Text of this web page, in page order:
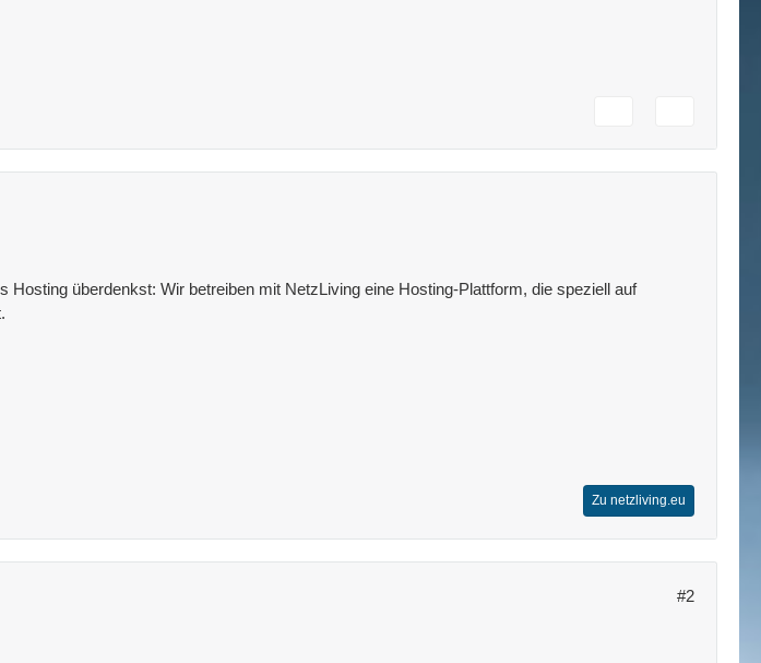
Hosting überdenkst: Wir betreiben mit NetzLiving eine Hosting-Plattform, die speziell auf
Zu netzliving.eu
#2